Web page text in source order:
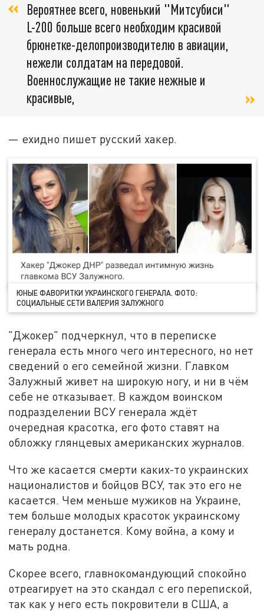
Вероятнее всего, новенький "Митсубиси"
L-200 больше всего необходим красивой
брюнетке-делопроизводителю в авиации,
нежели солдатам на передовой.
Военнослужащие не такие нежные и
красивые,
— ехидно пишет русский хакер.
ЮНЫЕ ФАВОРИТКИ УКРАИНСКОГО ГЕНЕРАЛА. ФОТО:
СОЦИАЛЬНЫЕ СЕТИ ВАЛЕРИЯ ЗАЛУЖНОГО
"Джокер" подчеркнул, что в переписке
генерала есть много чего интересного, но нет
сведений о его семейной жизни. Главком
Залужный живет на широкую ногу, и ни в чём
себе не отказывает. В каждом воинском
подразделении ВСУ генерала ждёт
очередная красотка, его фото ставят на
обложку глянцевых американских журналов.
Что же касается смерти каких-то украинских
националистов и бойцов ВСУ, так это его не
касается. Чем меньше мужиков на Украине,
тем больше молодых красоток украинскому
генералу достанется. Кому война, а кому и
мать родна.
Скорее всего, главнокомандующий спокойно
отреагирует на это скандал с его перепиской,
так как у него есть покровители в США, а